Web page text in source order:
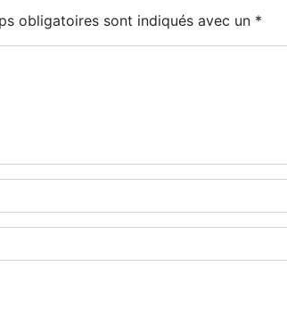
obligatoires sont indiqués avec un *